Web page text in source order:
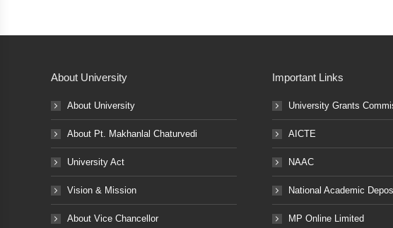
About University
About University
About Pt. Makhanlal Chaturvedi
University Act
Vision & Mission
About Vice Chancellor
Important Links
University Grants
AICTE
NAAC
National Academic
MP Online Limited